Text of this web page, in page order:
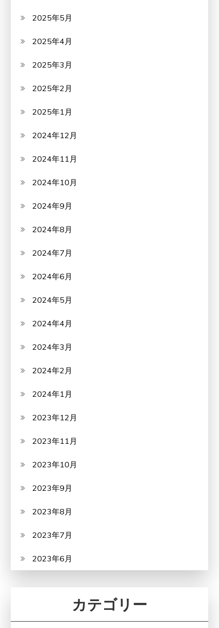
2025年5月
2025年4月
2025年3月
2025年2月
2025年1月
2024年12月
2024年11月
2024年10月
2024年9月
2024年8月
2024年7月
2024年6月
2024年5月
2024年4月
2024年3月
2024年2月
2024年1月
2023年12月
2023年11月
2023年10月
2023年9月
2023年8月
2023年7月
2023年6月
カテゴリー